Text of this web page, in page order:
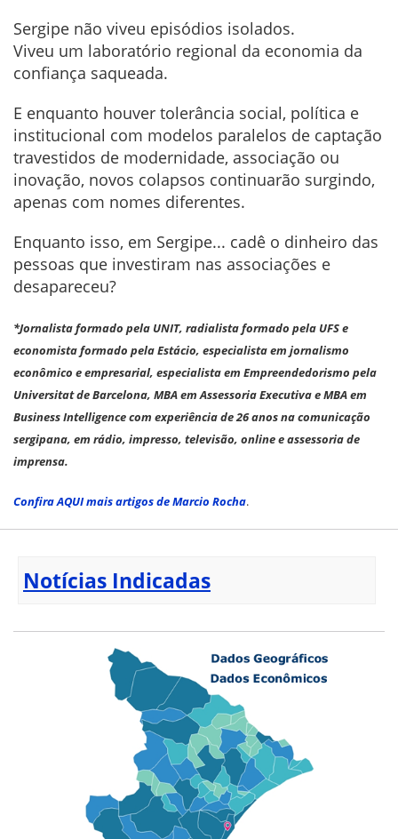
Sergipe não viveu episódios isolados.
Viveu um laboratório regional da economia da
confiança saqueada.
E enquanto houver tolerância social, política e
institucional com modelos paralelos de captação
travestidos de modernidade, associação ou
inovação, novos colapsos continuarão surgindo,
apenas com nomes diferentes.
Enquanto isso, em Sergipe... cadê o dinheiro das
pessoas que investiram nas associações e
desapareceu?
*Jornalista formado pela UNIT, radialista formado pela UFS e
economista formado pela Estácio, especialista em jornalismo
econômico e empresarial, especialista em Empreendedorismo pela
Universitat de Barcelona, MBA em Assessoria Executiva e MBA em
Business Intelligence com experiência de 26 anos na comunicação
sergipana, em rádio, impresso, televisão, online e assessoria de
imprensa.
Confira AQUI mais artigos de Marcio Rocha.
Notícias Indicadas